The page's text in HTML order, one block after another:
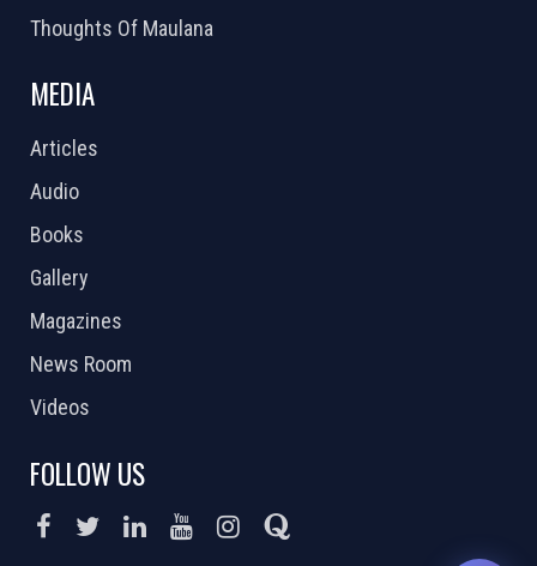
Thoughts Of Maulana
MEDIA
Articles
Audio
Books
Gallery
Magazines
News Room
Videos
FOLLOW US